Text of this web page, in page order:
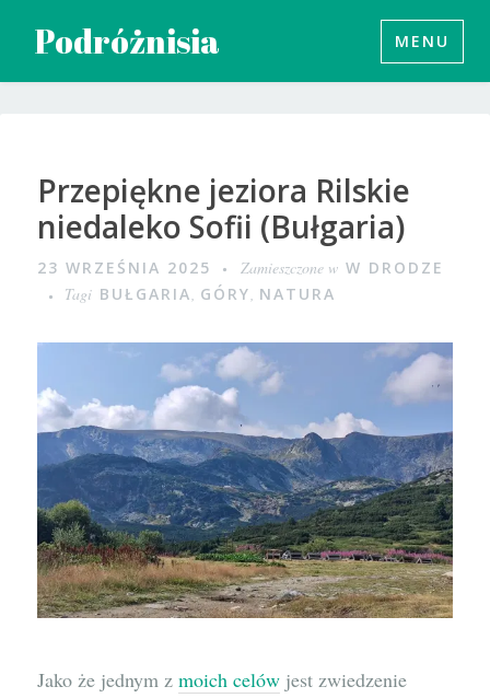
treści
Podróżnisia MENU
Przepiękne jeziora Rilskie
niedaleko Sofii (Bułgaria)
23 WRZEŚNIA 2025 Zamieszczone w W DRODZE
Tagi BUŁGARIA, GÓRY, NATURA
Jako że jednym zmoich celów jest zwiedzenie